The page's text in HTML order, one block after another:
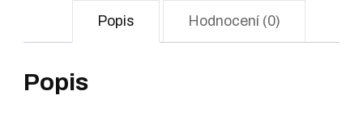
Popis Hodnocení (0)
Popis